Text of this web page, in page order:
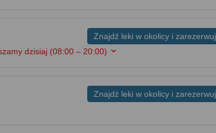
Znajdź leki w okolicy i zarezerwuj
dzisiaj (08:00 – 20:00)
Znajdź leki w okolicy i zarezerwuj